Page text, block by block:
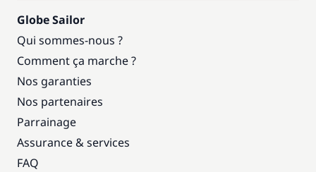
Globe Sailor
Qui sommes-nous ?
Comment ça marche ?
Nos garanties
Nos partenaires
Parrainage
Assurance & services
FAQ